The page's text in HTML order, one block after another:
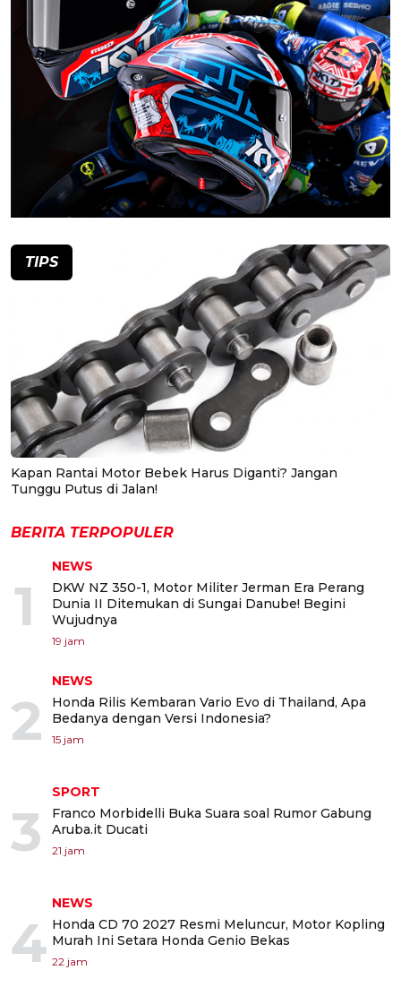
TIPS
Kapan Rantai Motor Bebek Harus Diganti? Jangan
Tunggu Putus di Jalan!
BERITA TERPOPULER
1
NEWS
DKW NZ 350-1, Motor Militer Jerman Era Perang
Dunia II Ditemukan di Sungai Danube! Begini
Wujudnya
19 jam
2
NEWS
Honda Rilis Kembaran Vario Evo di Thailand, Apa
Bedanya dengan Versi Indonesia?
15 jam
3
SPORT
Franco Morbidelli Buka Suara soal Rumor Gabung
Aruba.it Ducati
21 jam
4
NEWS
Honda CD 70 2027 Resmi Meluncur, Motor Kopling
Murah Ini Setara Honda Genio Bekas
22 jam